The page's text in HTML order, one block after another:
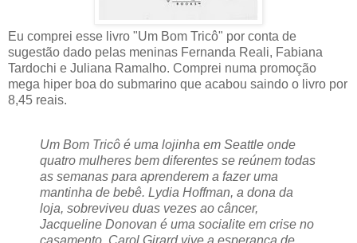
Eu comprei esse livro "Um Bom Tricô" por conta de
sugestão dado pelas meninas Fernanda Reali, Fabiana
Tardochi e Juliana Ramalho. Comprei numa promoção
mega hiper boa do submarino que acabou saindo o livro por
8,45 reais.
Um Bom Tricô é uma lojinha em Seattle onde
quatro mulheres bem diferentes se reúnem todas
as semanas para aprenderem a fazer uma
mantinha de bebê. Lydia Hoffman, a dona da
loja, sobreviveu duas vezes ao câncer,
Jacqueline Donovan é uma socialite em crise no